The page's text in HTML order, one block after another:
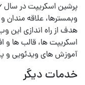
وبمسترها، علاقه مندان
هدف از راه اندازی این
اسکریپت ها، قالب ها و
آموزش های ویدئویی و
خدمات دیگر